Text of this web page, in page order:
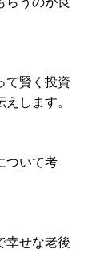
て賢く投資
します。
ついて考
幸せな老後